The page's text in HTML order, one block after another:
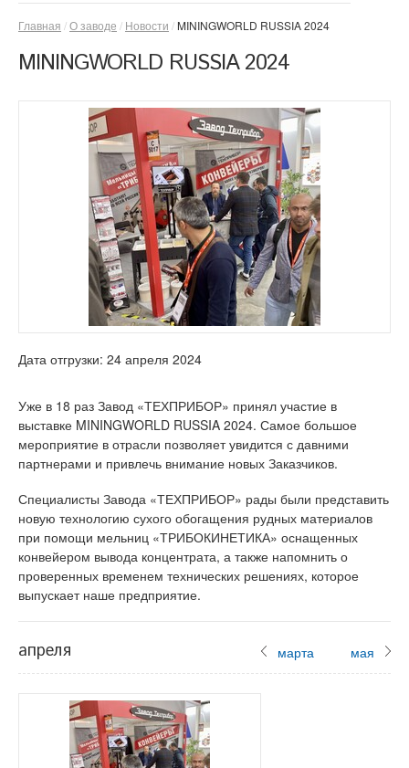
Главная О заводе Новости MININGWORLD RUSSIA 2024
MININGWORLD RUSSIA 2024
Дата отгрузки: 24 апреля 2024
Уже в 18 раз Завод «ТЕХПРИБОР» принял участие в
выставке MININGWORLD RUSSIA 2024. Самое большое
мероприятие в отрасли позволяет увидится с давними
партнерами и привлечь внимание новых Заказчиков.
Специалисты Завода «ТЕХПРИБОР» рады были представить
новую технологию сухого обогащения рудных материалов
при помощи мельниц «ТРИБОКИНЕТИКА» оснащенных
конвейером вывода концентрата, а также напомнить о
проверенных временем технических решениях, которое
выпускает наше предприятие.
марта мая
апреля